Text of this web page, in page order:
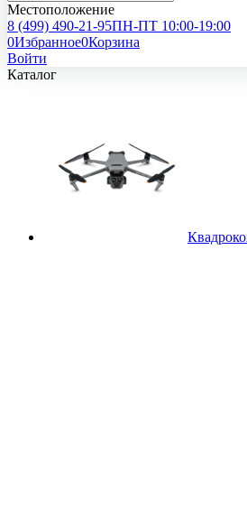
Местоположение
8 (499) 490-21-95ПН-ПТ 10:00-19:00
0Избранное0Корзина
Войти
Каталог